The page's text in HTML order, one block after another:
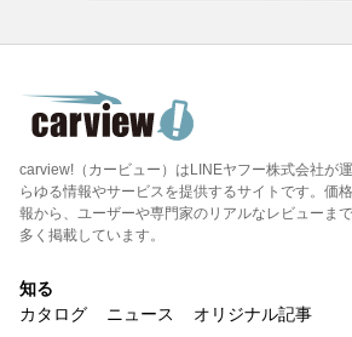
carview!（カービュー）はLINEヤフー株式会社が
らゆる情報やサービスを提供するサイトです。価
報から、ユーザーや専門家のリアルなレビューま
多く掲載しています。
知る
カタログ
ニュース オリジナル記事